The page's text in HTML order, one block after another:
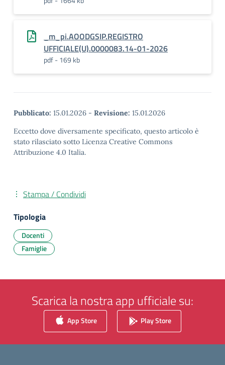
_m_pi.AOODGSIP.REGISTRO
UFFICIALE(U).0000083.14-01-2026
pdf - 169 kb
Pubblicato: 15.01.2026 - Revisione: 15.01.2026
Eccetto dove diversamente specificato, questo articolo è
stato rilasciato sotto Licenza Creative Commons
Attribuzione 4.0 Italia.
Stampa / Condividi
Tipologia
Docenti
Famiglie
Scarica la nostra app ufficiale su:
App Store Play Store